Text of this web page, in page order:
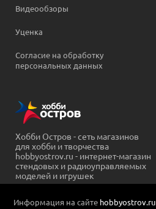
Видеообзоры
Уценка
Согласие на обработку
персональных данных
Хобби Остров - сеть магазинов
для хобби и творчества
hobbyostrov.ru - интернет-магазин
стендовых и радиоуправляемых
моделей и игрушек
Информация на сайте hobbyostrov.ru